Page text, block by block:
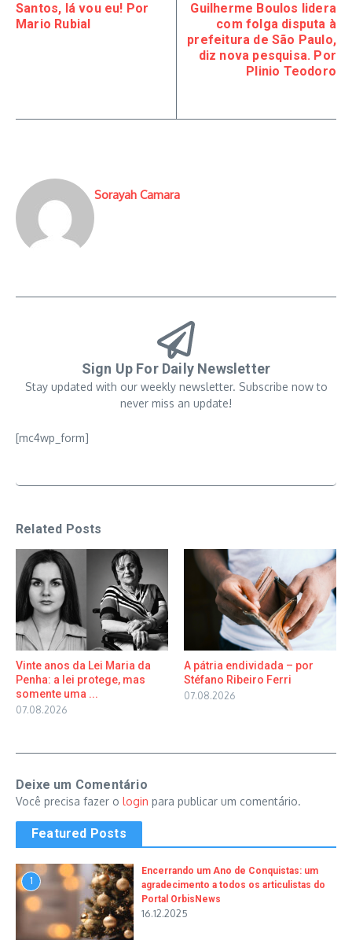
Santos, lá vou eu! Por
Mario Rubial
Guilherme Boulos lidera
com folga disputa à
prefeitura de São Paulo,
diz nova pesquisa. Por
Plinio Teodoro
Sorayah Camara
Sign Up For Daily Newsletter
Stay updated with our weekly newsletter. Subscribe now to
never miss an update!
[mc4wp_form]
Related Posts
Vinte anos da Lei Maria da
Penha: a lei protege, mas
somente uma ...
07.08.2026
A pátria endividada – por
Stéfano Ribeiro Ferri
07.08.2026
Deixe um Comentário
Você precisa fazer o login para publicar um comentário.
Featured Posts
1
Encerrando um Ano de Conquistas: um
agradecimento a todos os articulistas do
Portal OrbisNews
16.12.2025